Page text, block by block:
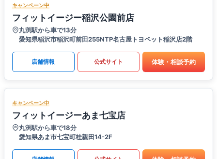
キャンペーン中
フィットイージー稲沢公園前店
丸渕駅から車で13分
愛知県稲沢市稲沢町前田255NTP名古屋トヨペット稲沢店2階
店舗情報 公式サイト 体験・相談予約
キャンペーン中
フィットイージーあま七宝店
丸渕駅から車で18分
愛知県あま市七宝町桂親田14-2F